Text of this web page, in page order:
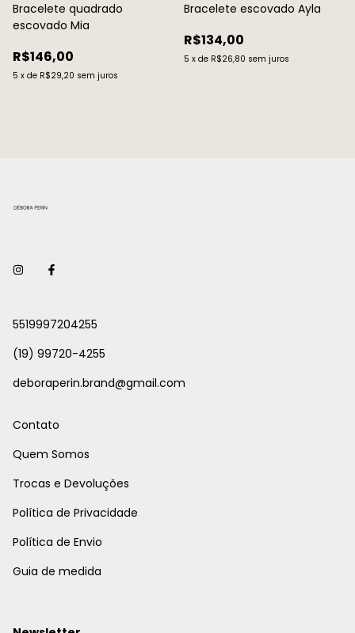
Bracelete quadrado
escovado Mia
R$146,00
5 x de R$29,20 sem juros
Bracelete escovado Ayla
R$134,00
5 x de R$26,80 sem juros
5519997204255
(19) 99720-4255
deboraperin.brand@gmail.com
Contato
Quem Somos
Trocas e Devoluções
Política de Privacidade
Política de Envio
Guia de medida